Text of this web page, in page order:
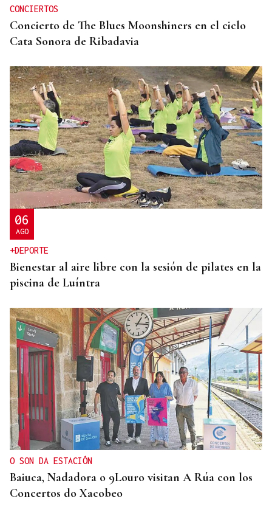
CONCIERTOS
Concierto de The Blues Moonshiners en el ciclo
Cata Sonora de Ribadavia
06
AGO
+DEPORTE
Bienestar al aire libre con la sesión de pilates en la
piscina de Luíntra
O SON DA ESTACIÓN
Baiuca, Nadadora o 9Louro visitan A Rúa con los
Concertos do Xacobeo